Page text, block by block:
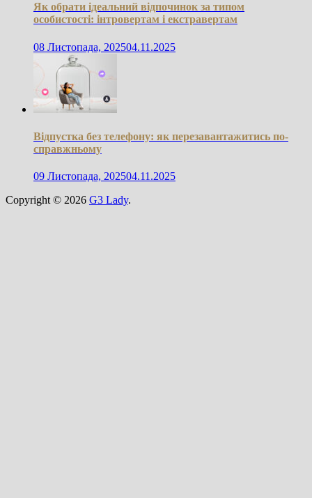
Як обрати ідеальний відпочинок за типом
особистості: інтровертам і екстравертам
08 Листопада, 202504.11.2025
Відпустка без телефону: як перезавантажитись по-
справжньому
09 Листопада, 202504.11.2025
Copyright © 2026 G3 Lady.